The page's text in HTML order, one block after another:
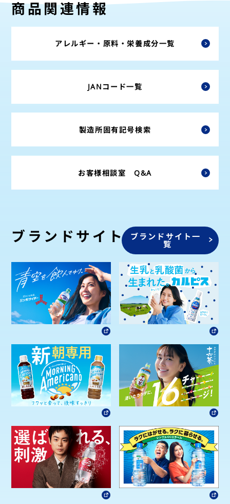
商品関連情報
アレルギー・原料・栄養成分一覧
JANコード一覧
製造所固有記号検索
お客様相談室 Q&A
ブランドサイト ブランドサイト一
覧